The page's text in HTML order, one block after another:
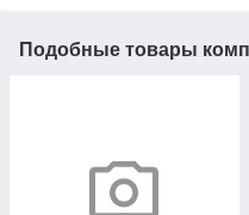
Подобные товары